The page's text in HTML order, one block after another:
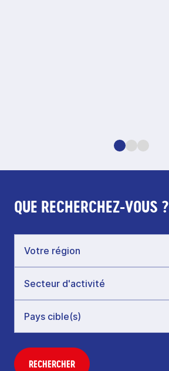
QUE RECHERCHEZ-VOUS ?
RECHERCHER